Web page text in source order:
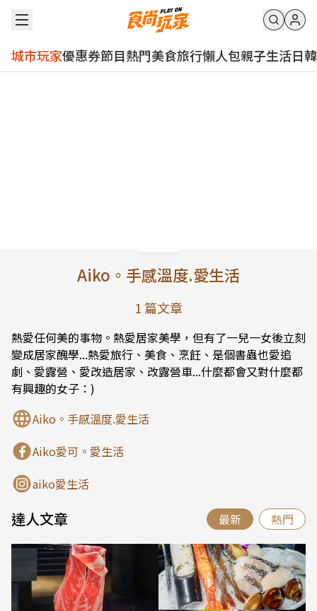
城市玩家優惠券節目熱門美食旅行懶人包親子生活日韓
達人文章 最新 熱門
Aiko。手感溫度.愛生活
1 篇文章
熱愛任何美的事物。熱愛居家美學，但有了一兒一女後立刻
變成居家醜學...熱愛旅行、美食、烹飪、是個書蟲也愛追
劇、愛露營、愛改造居家、改露營車...什麼都會又對什麼都
有興趣的女子：)
Aiko。手感溫度.愛生活
Aiko愛可。愛生活
aiko愛生活